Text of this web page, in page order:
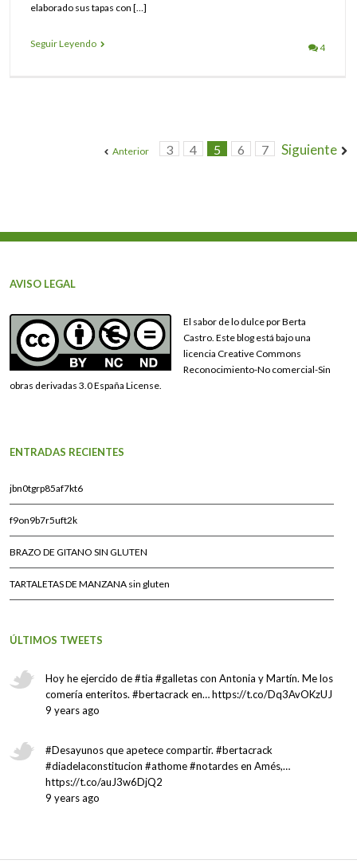
elaborado sus tapas con […]
Seguir Leyendo 4
Anterior 3 4 5 6 7 Siguiente
AVISO LEGAL
El sabor de lo dulce por Berta
Castro. Este blog está bajo una
licencia Creative Commons
Reconocimiento-No comercial-Sin
obras derivadas 3.0 España License.
ENTRADAS RECIENTES
jbn0tgrp85af7kt6
f9on9b7r5uft2k
BRAZO DE GITANO SIN GLUTEN
TARTALETAS DE MANZANA sin gluten
ÚLTIMOS TWEETS
Hoy he ejercido de #tia #galletas con Antonia y Martín. Me los
comería enteritos. #bertacrack en… https://t.co/Dq3AvOKzUJ
9 years ago
#Desayunos que apetece compartir. #bertacrack
#diadelaconstitucion #athome #notardes en Amés,…
https://t.co/auJ3w6DjQ2
9 years ago